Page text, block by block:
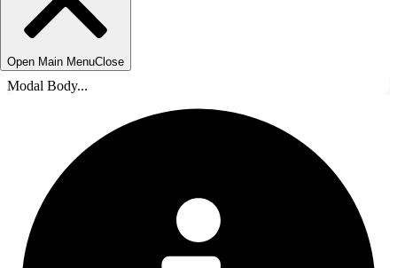
Open Main MenuClose
Modal Body...